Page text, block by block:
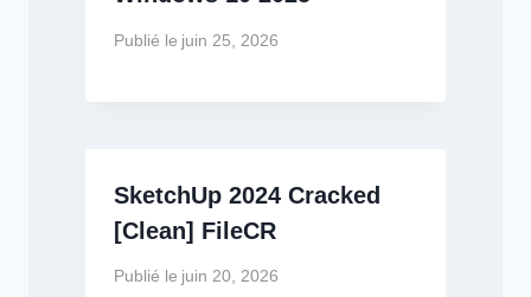
Publié le juin 25, 2026
SketchUp 2024 Cracked
[Clean] FileCR
Publié le juin 20, 2026